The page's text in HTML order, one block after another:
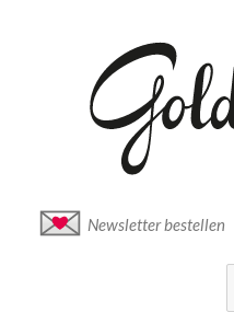
Newsletter bestellen